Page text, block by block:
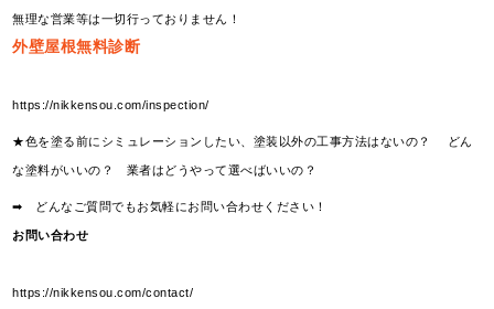
無理な営業等は一切行っておりません！
外壁屋根無料診断
https://nikkensou.com/inspection/
★色を塗る前にシミュレーションしたい、塗装以外の工事方法はないの？ どん
な塗料がいいの？ 業者はどうやって選べばいいの？
➡ どんなご質問でもお気軽にお問い合わせください！
お問い合わせ
https://nikkensou.com/contact/